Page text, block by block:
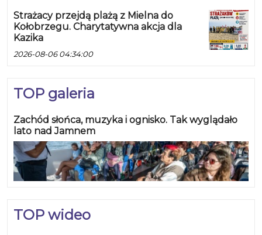
Strażacy przejdą plażą z Mielna do
Kołobrzegu. Charytatywna akcja dla
Kazika
2026-08-06 04:34:00
TOP galeria
Zachód słońca, muzyka i ognisko. Tak wyglądało
lato nad Jamnem
TOP wideo